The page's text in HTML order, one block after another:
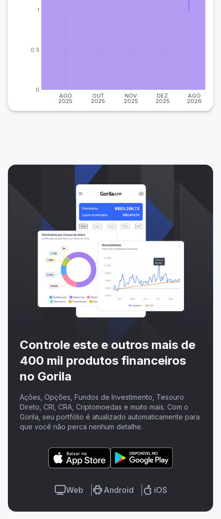
AGO
2025
OUT
2025
NOV
2025
DEZ
2025
AGO
2026
0
0.5
1
Controle este e outros mais de
400 mil produtos financeiros
no Gorila
Ações, Opções, Fundos de Investimento, Tesouro
Direto, CRI, CRA, Criptomoedas e muito mais. Com o
Gorila, seu portfólio é atualizado automaticamente para
que você não perca nenhum detalhe.
Web Android iOS